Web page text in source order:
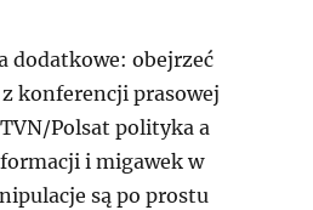
dodatkowe: obejrzeć
konferencji prasowej
Polsat polityka a
i migawek w
są po prostu